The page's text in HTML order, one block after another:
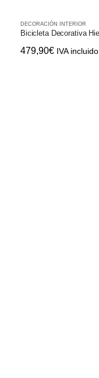
DECORACIÓN INTERIOR
479,90€ IVA incluido